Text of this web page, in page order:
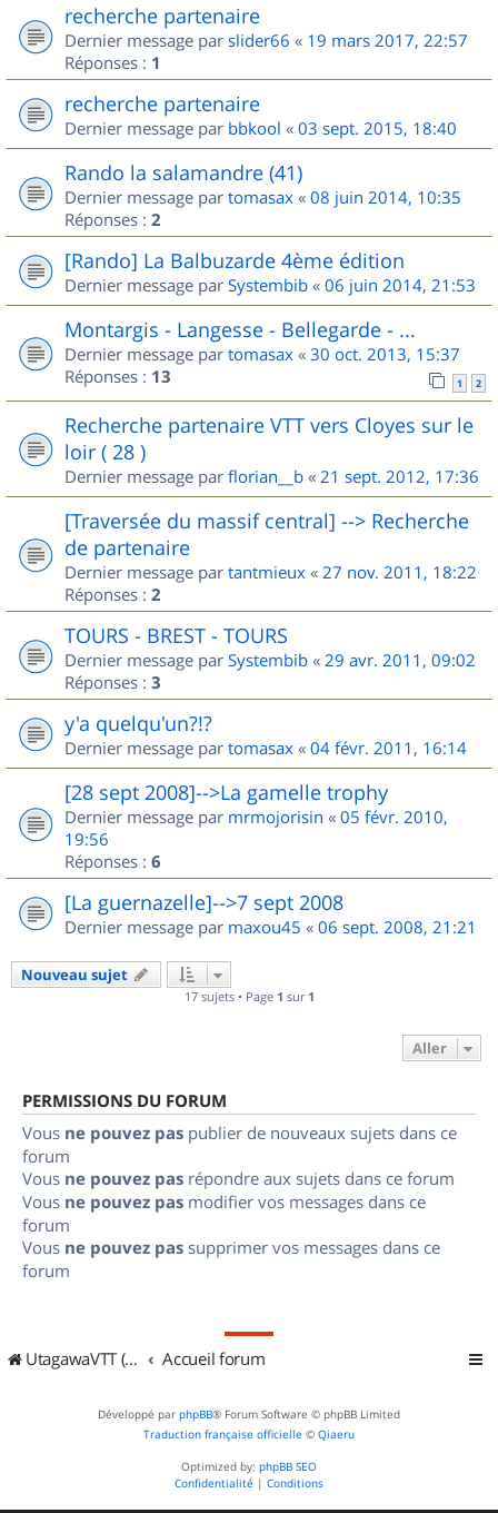
recherche partenaire
Dernier message par slider66 « 19 mars 2017, 22:57
Réponses : 1
recherche partenaire
Dernier message par bbkool « 03 sept. 2015, 18:40
Rando la salamandre (41)
Dernier message par tomasax « 08 juin 2014, 10:35
Réponses : 2
[Rando] La Balbuzarde 4ème édition
Dernier message par Systembib « 06 juin 2014, 21:53
Montargis - Langesse - Bellegarde - ...
Dernier message par tomasax « 30 oct. 2013, 15:37
Réponses : 13 1 2
Recherche partenaire VTT vers Cloyes sur le
loir ( 28 )
Dernier message par florian__b « 21 sept. 2012, 17:36
[Traversée du massif central] --> Recherche
de partenaire
Dernier message par tantmieux « 27 nov. 2011, 18:22
Réponses : 2
TOURS - BREST - TOURS
Dernier message par Systembib « 29 avr. 2011, 09:02
Réponses : 3
y'a quelqu'un?!?
Dernier message par tomasax « 04 févr. 2011, 16:14
[28 sept 2008]-->La gamelle trophy
Dernier message par mrmojorisin « 05 févr. 2010,
19:56
Réponses : 6
[La guernazelle]-->7 sept 2008
Dernier message par maxou45 « 06 sept. 2008, 21:21
Nouveau sujet
17 sujets • Page 1 sur 1
Aller
PERMISSIONS DU FORUM
Vous ne pouvez pas publier de nouveaux sujets dans ce
forum
Vous ne pouvez pas répondre aux sujets dans ce forum
Vous ne pouvez pas modifier vos messages dans ce
forum
Vous ne pouvez pas supprimer vos messages dans ce
forum
UtagawaVTT (Randos VTT et VTTAE avec traces GPS) Accueil forum
Développé par phpBB® Forum Software © phpBB Limited
Traduction française officielle © Qiaeru
Optimized by: phpBB SEO
Confidentialité | Conditions